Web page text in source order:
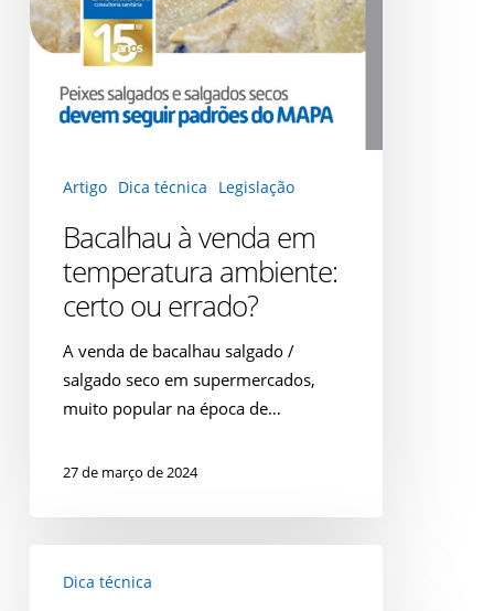
ou
errado?
Artigo Dica técnica Legislação
Bacalhau à venda em
temperatura ambiente:
certo ou errado?
A venda de bacalhau salgado /
salgado seco em supermercados,
muito popular na época de…
27 de março de 2024
Dica técnica